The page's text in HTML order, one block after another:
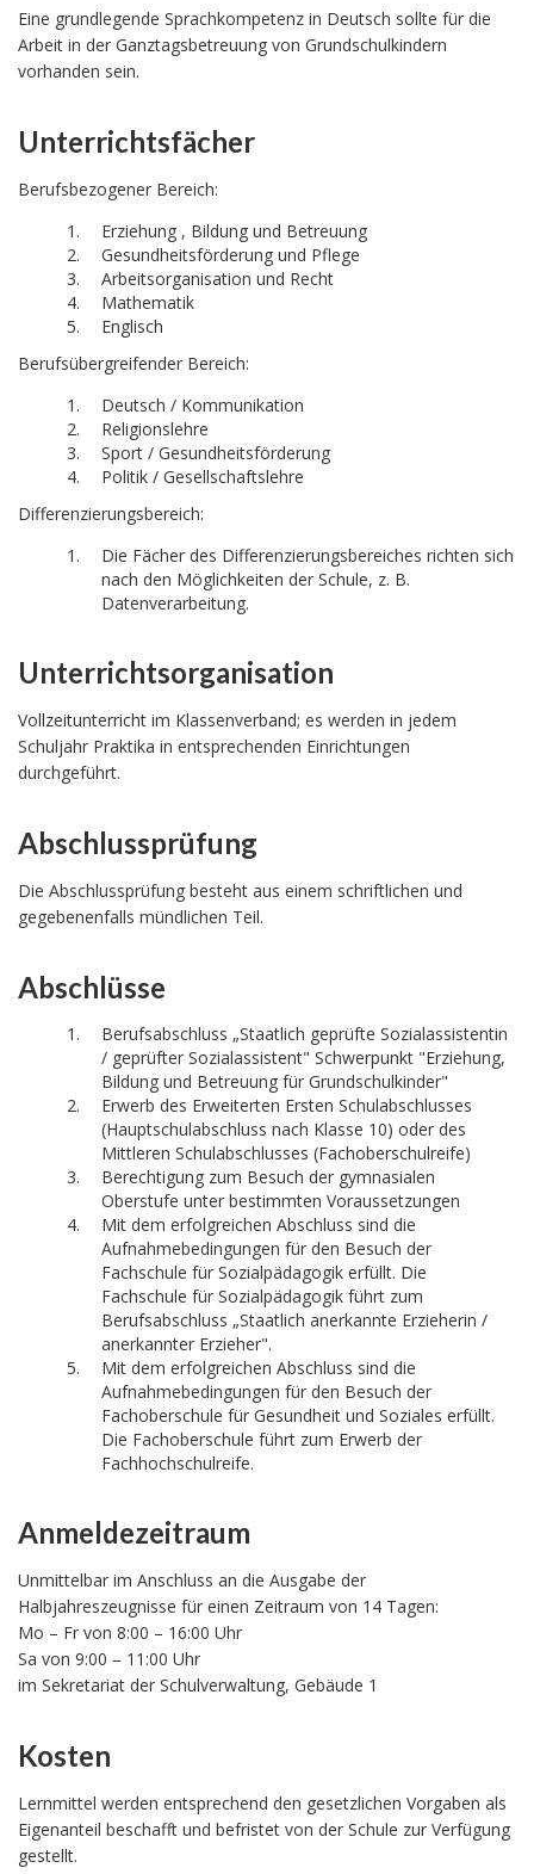
Eine grundlegende Sprachkompetenz in Deutsch sollte für die
Arbeit in der Ganztagsbetreuung von Grundschulkindern
vorhanden sein.
Unterrichtsfächer
Berufsbezogener Bereich:
Erziehung , Bildung und Betreuung
Gesundheitsförderung und Pflege
Arbeitsorganisation und Recht
Mathematik
Englisch
Berufsübergreifender Bereich:
Deutsch / Kommunikation
Religionslehre
Sport / Gesundheitsförderung
Politik / Gesellschaftslehre
Differenzierungsbereich:
Die Fächer des Differenzierungsbereiches richten sich
nach den Möglichkeiten der Schule, z. B.
Datenverarbeitung.
Unterrichtsorganisation
Vollzeitunterricht im Klassenverband; es werden in jedem
Schuljahr Praktika in entsprechenden Einrichtungen
durchgeführt.
Abschlussprüfung
Die Abschlussprüfung besteht aus einem schriftlichen und
gegebenenfalls mündlichen Teil.
Abschlüsse
Berufsabschluss „Staatlich geprüfte Sozialassistentin
/ geprüfter Sozialassistent" Schwerpunkt "Erziehung,
Bildung und Betreuung für Grundschulkinder"
Erwerb des Erweiterten Ersten Schulabschlusses
(Hauptschulabschluss nach Klasse 10) oder des
Mittleren Schulabschlusses (Fachoberschulreife)
Berechtigung zum Besuch der gymnasialen
Oberstufe unter bestimmten Voraussetzungen
Mit dem erfolgreichen Abschluss sind die
Aufnahmebedingungen für den Besuch der
Fachschule für Sozialpädagogik erfüllt. Die
Fachschule für Sozialpädagogik führt zum
Berufsabschluss „Staatlich anerkannte Erzieherin /
anerkannter Erzieher".
Mit dem erfolgreichen Abschluss sind die
Aufnahmebedingungen für den Besuch der
Fachoberschule für Gesundheit und Soziales erfüllt.
Die Fachoberschule führt zum Erwerb der
Fachhochschulreife.
Anmeldezeitraum
Unmittelbar im Anschluss an die Ausgabe der
Halbjahreszeugnisse für einen Zeitraum von 14 Tagen:
Mo – Fr von 8:00 – 16:00 Uhr
Sa von 9:00 – 11:00 Uhr
im Sekretariat der Schulverwaltung, Gebäude 1
Kosten
Lernmittel werden entsprechend den gesetzlichen Vorgaben als
Eigenanteil beschafft und befristet von der Schule zur Verfügung
gestellt.